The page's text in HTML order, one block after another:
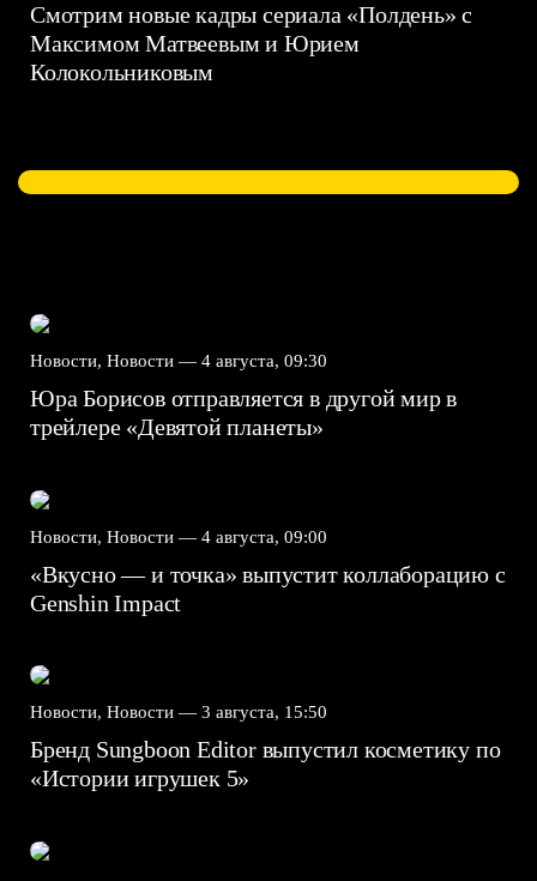
Смотрим новые кадры сериала «Полдень» с
Максимом Матвеевым и Юрием
Колокольниковым
Новости, Новости — 4 августа, 09:30
Юра Борисов отправляется в другой мир в
трейлере «Девятой планеты»
Новости, Новости — 4 августа, 09:00
«Вкусно — и точка» выпустит коллаборацию с
Genshin Impact⁠⁠
Новости, Новости — 3 августа, 15:50
Бренд Sungboon Editor выпустил косметику по
«Истории игрушек 5»